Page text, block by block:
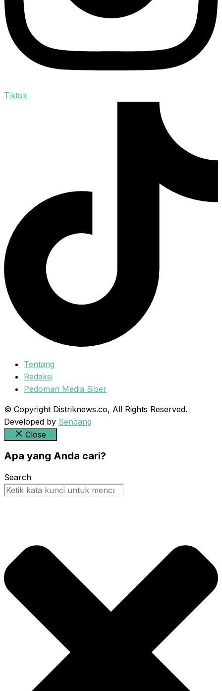
Tiktok
Tentang
Redaksi
Pedoman Media Siber
© Copyright Distriknews.co, All Rights Reserved.
Developed by Sendang
Close
Apa yang Anda cari?
Search